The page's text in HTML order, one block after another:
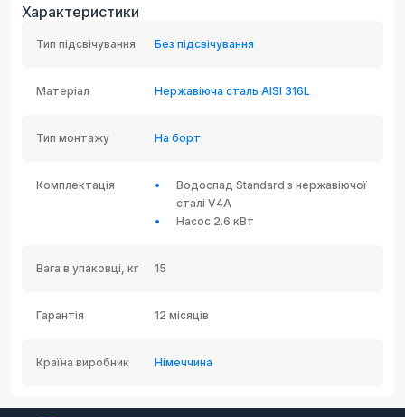
Характеристики
Тип підсвічування Без підсвічування
Матеріал Нержавіюча сталь AISI 316L
Тип монтажу На борт
Комплектація
Водоспад Standard з нержавіючої
сталі V4A
Насос 2.6 кВт
Вага в упаковці, кг 15
Гарантія 12 місяців
Країна виробник Німеччина